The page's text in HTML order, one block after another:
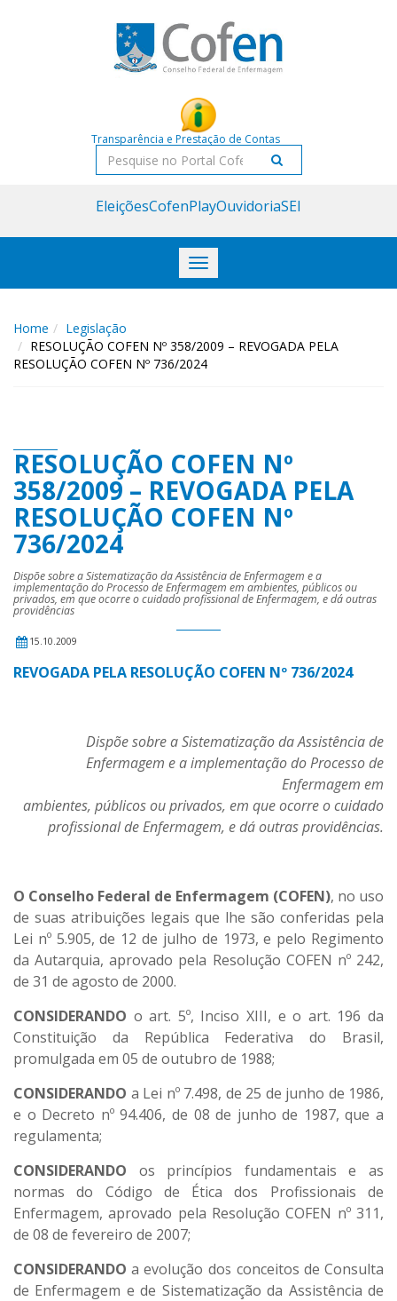
Transparência e Prestação de Contas
Pesquisar
EleiçõesCofenPlayOuvidoriaSEI
Toggle
navigation
Home
Legislação
RESOLUÇÃO COFEN Nº 358/2009 – REVOGADA PELA
RESOLUÇÃO COFEN Nº 736/2024
RESOLUÇÃO COFEN Nº
358/2009 – REVOGADA PELA
RESOLUÇÃO COFEN Nº
736/2024
Dispõe sobre a Sistematização da Assistência de Enfermagem e a
implementação do Processo de Enfermagem em ambientes, públicos ou
privados, em que ocorre o cuidado profissional de Enfermagem, e dá outras
providências
15.10.2009
REVOGADA PELA RESOLUÇÃO COFEN Nº 736/2024
Dispõe sobre a Sistematização da Assistência de
Enfermagem e a implementação do Processo de
Enfermagem em
ambientes, públicos ou privados, em que ocorre o cuidado
profissional de Enfermagem, e dá outras providências.
O Conselho Federal de Enfermagem (COFEN), no uso
de suas atribuições legais que lhe são conferidas pela
Lei nº 5.905, de 12 de julho de 1973, e pelo Regimento
da Autarquia, aprovado pela Resolução COFEN nº 242,
de 31 de agosto de 2000.
CONSIDERANDO o art. 5º, Inciso XIII, e o art. 196 da
Constituição da República Federativa do Brasil,
promulgada em 05 de outubro de 1988;
CONSIDERANDO a Lei nº 7.498, de 25 de junho de 1986,
e o Decreto nº 94.406, de 08 de junho de 1987, que a
regulamenta;
CONSIDERANDO os princípios fundamentais e as
normas do Código de Ética dos Profissionais de
Enfermagem, aprovado pela Resolução COFEN nº 311,
de 08 de fevereiro de 2007;
CONSIDERANDO a evolução dos conceitos de Consulta
de Enfermagem e de Sistematização da Assistência de